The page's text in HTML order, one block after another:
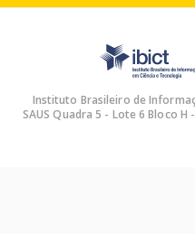
Instituto Brasileiro de
SAUS Quadra 5 - Lote 6 Bloco H